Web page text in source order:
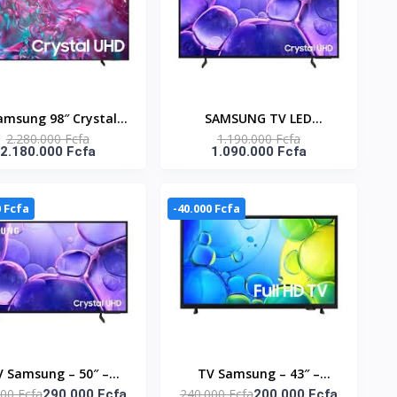
98″ Crystal –
LED – 4K – UHD –
– Téléviseur
vocal intégré –
2.280.000 Fcfa
2.180.000 Fcfa
SAMSUNG TV LED
CONNECTEE 85'' CRYSTAL
UHD - UA85U8000FUXLY
1.190.000 Fcfa
1.090.000 Fcfa
Fcfa
Samsung – 50″ –
Fcfa
-40.000 Fcfa
TV Samsung – 43″ –
240.000 Fcfa